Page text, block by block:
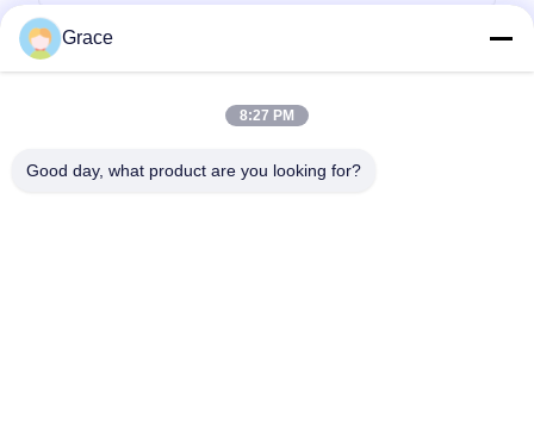
Kirim
Grace
8:27 PM
Good day, what product are you looking for?